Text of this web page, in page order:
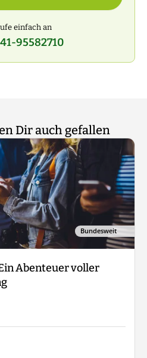
einfach an
95582710
Dir auch gefallen
Bundesweit
Abenteuer voller